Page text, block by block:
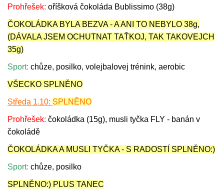
Prohřešek: oříšková čokoláda Bublissimo (38g)
ČOKOLÁDKA BYLA BEZVA - A ANI TO NEBYLO 38g,
(DÁVALA JSEM OCHUTNAT TAŤKOJ, TAK TAKOVEJCH
35g)
Sport: chůze, posilko, volejbalovej trénink, aerobic
VŠECKO SPLNĚNO
Středa 1.10: SPLNĚNO
Prohřešek: čokoládka (15g), musli tyčka FLY - banán v
čokoládě
ČOKOLÁDKA A MUSLI TYČKA - S RADOSTÍ SPLNĚNO:)
Sport: chůze, posilko
SPLNĚNO:) PLUS TANEC